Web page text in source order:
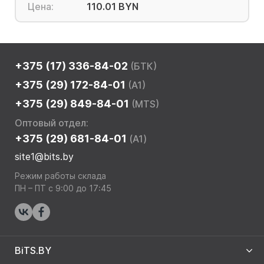
Цена:
110.01 BYN
+375 (17) 336-84-02 (БТК)
+375 (29) 172-84-01 (A1)
+375 (29) 849-84-01 (MTS)
Оптовый отдел:
+375 (29) 681-84-01 (A1)
site1@bits.by
Режим работы склада
ПН – ПТ с 9:00 до 17:45
BiTS.BY